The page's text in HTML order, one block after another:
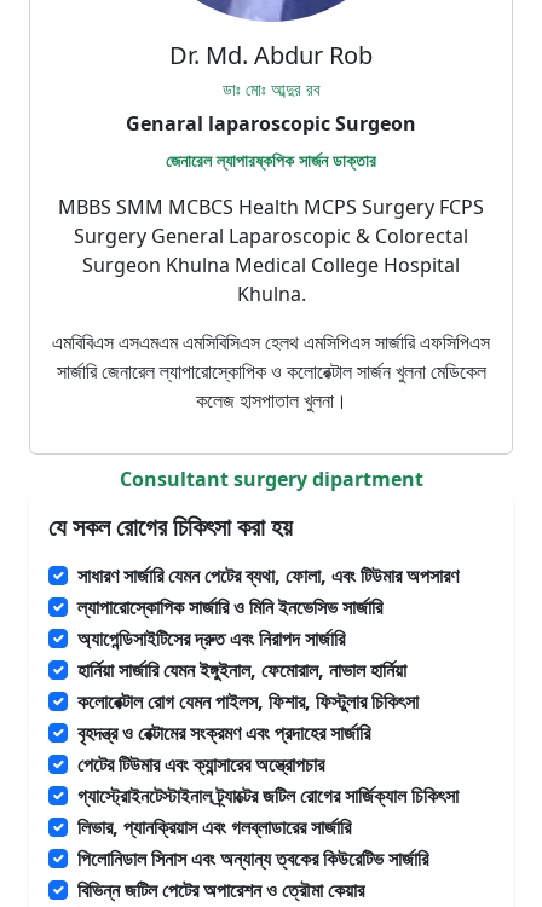
Dr. Md. Abdur Rob
ডাঃ মোঃ আব্দুর রব
Genaral laparoscopic Surgeon
জেনারেল ল্যাপারষ্কপিক সার্জন ডাক্তার
MBBS SMM MCBCS Health MCPS Surgery FCPS
Surgery General Laparoscopic & Colorectal
Surgeon Khulna Medical College Hospital
Khulna.
এমবিবিএস এসএমএম এমসিবিসিএস হেলথ এমসিপিএস সার্জারি এফসিপিএস
সার্জারি জেনারেল ল্যাপারোস্কোপিক ও কলোরেক্টাল সার্জন খুলনা মেডিকেল
কলেজ হাসপাতাল খুলনা।
Consultant surgery dipartment
যে সকল রোগের চিকিৎসা করা হয়
সাধারণ সার্জারি যেমন পেটের ব্যথা, ফোলা, এবং টিউমার অপসারণ
ল্যাপারোস্কোপিক সার্জারি ও মিনি ইনভেসিভ সার্জারি
অ্যাপেন্ডিসাইটিসের দ্রুত এবং নিরাপদ সার্জারি
হার্নিয়া সার্জারি যেমন ইঙ্গুইনাল, ফেমোরাল, নাভাল হার্নিয়া
কলোরেক্টাল রোগ যেমন পাইলস, ফিশার, ফিস্টুলার চিকিৎসা
বৃহদন্ত্র ও রেক্টামের সংক্রমণ এবং প্রদাহের সার্জারি
পেটের টিউমার এবং ক্যান্সারের অস্ত্রোপচার
গ্যাস্ট্রোইনটেস্টাইনাল ট্র্যাক্টের জটিল রোগের সার্জিক্যাল চিকিৎসা
লিভার, প্যানক্রিয়াস এবং গলব্লাডারের সার্জারি
পিলোনিডাল সিনাস এবং অন্যান্য ত্বকের কিউরেটিভ সার্জারি
বিভিন্ন জটিল পেটের অপারেশন ও ত্রৌমা কেয়ার